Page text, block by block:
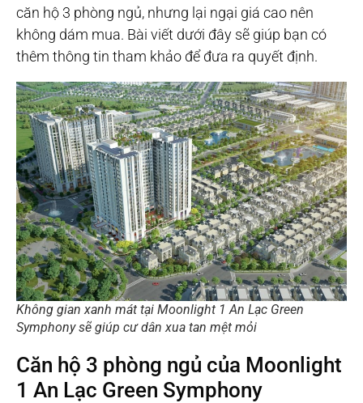
căn hộ 3 phòng ngủ, nhưng lại ngại giá cao nên
không dám mua. Bài viết dưới đây sẽ giúp bạn có
thêm thông tin tham khảo để đưa ra quyết định.
Không gian xanh mát tại Moonlight 1 An Lạc Green
Symphony sẽ giúp cư dân xua tan mệt mỏi
Căn hộ 3 phòng ngủ của Moonlight
1 An Lạc Green Symphony